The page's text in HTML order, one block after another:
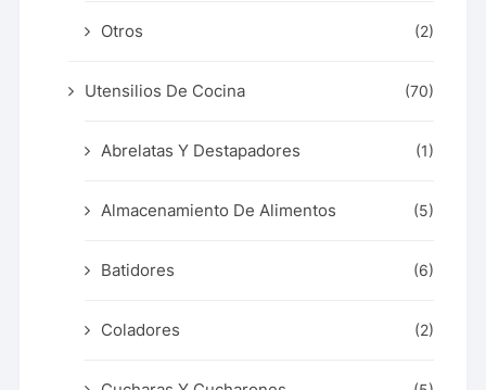
Otros (2)
Utensilios De Cocina (70)
Abrelatas Y Destapadores (1)
Almacenamiento De Alimentos (5)
Batidores (6)
Coladores (2)